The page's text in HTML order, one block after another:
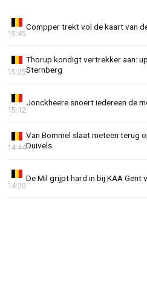
Compper trekt vol de kaart van
15:45
Thorup kondigt vertrekker aan:
Sternberg
15:25
Jonckheere snoert iedereen de
15:12
Van Bommel slaat meteen terug
Duivels
14:44
De Mil grijpt hard in bij KAA Gent
14:20